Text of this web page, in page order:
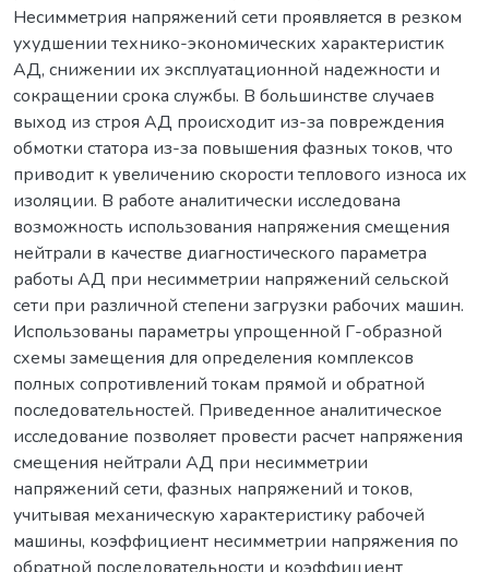
Несимметрия напряжений сети проявляется в резком
ухудшении технико-экономических характеристик
АД, снижении их эксплуатационной надежности и
сокращении срока службы. В большинстве случаев
выход из строя АД происходит из-за повреждения
обмотки статора из-за повышения фазных токов, что
приводит к увеличению скорости теплового износа их
изоляции. В работе аналитически исследована
возможность использования напряжения смещения
нейтрали в качестве диагностического параметра
работы АД при несимметрии напряжений сельской
сети при различной степени загрузки рабочих машин.
Использованы параметры упрощенной Г-образной
схемы замещения для определения комплексов
полных сопротивлений токам прямой и обратной
последовательностей. Приведенное аналитическое
исследование позволяет провести расчет напряжения
смещения нейтрали АД при несимметрии
напряжений сети, фазных напряжений и токов,
учитывая механическую характеристику рабочей
машины, коэффициент несимметрии напряжения по